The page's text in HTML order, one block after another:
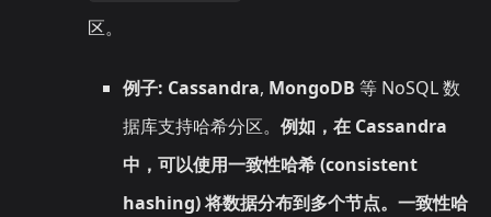
区。
例子: Cassandra, MongoDB 等 NoSQL 数
据库支持哈希分区。 例如，在 Cassandra
中，可以使用一致性哈希 (consistent
hashing) 将数据分布到多个节点。一致性哈